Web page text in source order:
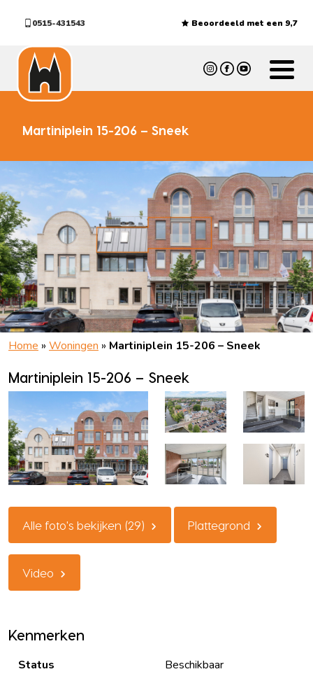
0515-431543 Beoordeeld met een 9,7
Martiniplein 15-206 – Sneek
Home » Woningen » Martiniplein 15-206 – Sneek
Martiniplein 15-206 – Sneek
Alle foto's bekijken (29) Plattegrond
Video
Kenmerken
Status Beschikbaar